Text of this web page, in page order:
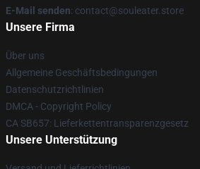
E-Mail senden: contact@souleater.store
Unsere Firma
Über uns
Allgemeine Geschäftsbedingungen
Datenschutzrichtlinien
DMCA - Copyright Policy
CA SB657: Lieferkettentransparenzgesetz
Unsere Unterstützung